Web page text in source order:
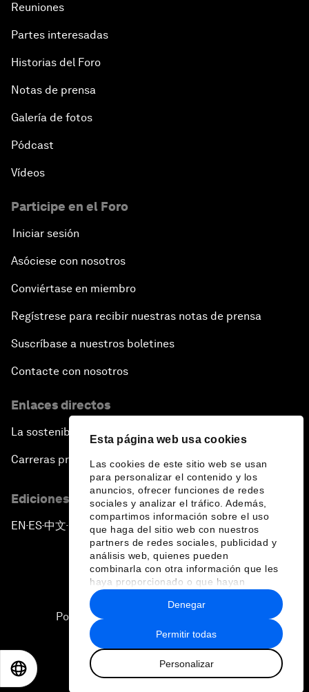
Esta página web usa cookies
Las cookies de este sitio web se usan
para personalizar el contenido y los
anuncios, ofrecer funciones de redes
sociales y analizar el tráfico. Además,
compartimos información sobre el uso
que haga del sitio web con nuestros
partners de redes sociales, publicidad y
análisis web, quienes pueden
combinarla con otra información que les
haya proporcionado o que hayan
recopilado a partir del uso que haya
hecho de sus servicios.
Permitir todas
Personalizar
Denegar
Reuniones
Partes interesadas
Historias del Foro
Notas de prensa
Galería de fotos
Pódcast
Vídeos
Participe en el Foro
Iniciar sesión
Asóciese con nosotros
Conviértase en miembro
Regístrese para recibir nuestras notas de prensa
Suscríbase a nuestros boletines
Contacte con nosotros
Enlaces directos
La sostenibilidad en el Foro
Carreras profesionales
Ediciones en otros idiomas
EN ▪ES▪中文▪ 日本語
Política de privacidad y normas de uso
Sitemap
2026 Foro Económico Mundial